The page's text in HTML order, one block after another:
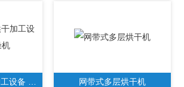
网带式多层烘干机